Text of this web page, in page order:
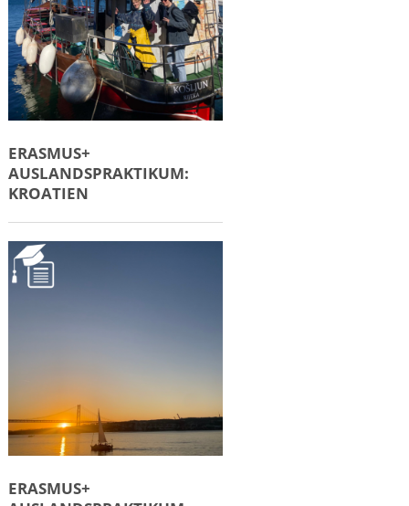
ERASMUS+
AUSLANDSPRAKTIKUM:
KROATIEN
ERASMUS+